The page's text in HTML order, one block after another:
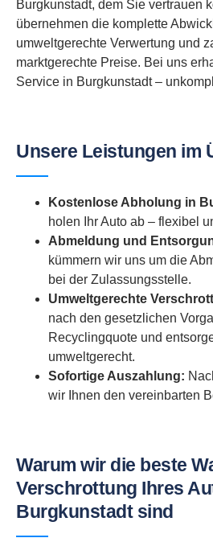
Burgkunstadt, dem Sie vertrauen
übernehmen die komplette
umweltgerechte Verwertung und
marktgerechte Preise. Bei uns
Service in Burgkunstadt –
Unsere Leistungen im
Kostenlose Abholung in
holen Ihr Auto ab – flexibel
Abmeldung und
kümmern wir uns um die
bei der Zulassungsstelle.
Umweltgerechte
nach den gesetzlichen
Recyclingquote und
umweltgerecht.
Sofortige Auszahlung:
wir Ihnen den vereinbarten
Warum wir die beste
Verschrottung Ihres
Burgkunstadt sind